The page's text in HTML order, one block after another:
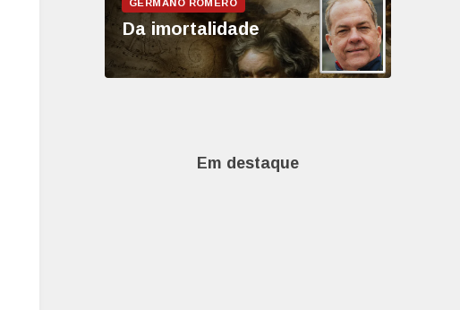
Da imortalidade
Em destaque